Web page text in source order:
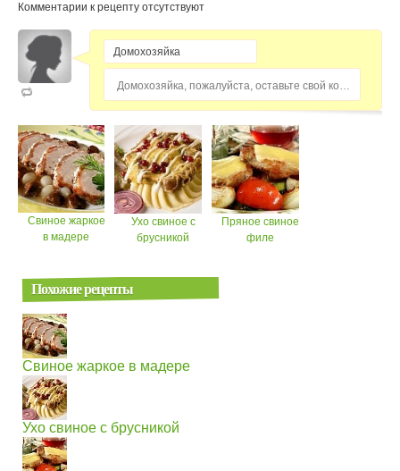
Комментарии к рецепту отсутствуют
Домохозяйка, пожалуйста, оставьте свой комментарий...
Свиное жаркое
в мадере
Ухо свиное с
брусникой
Пряное свиное
филе
Похожие рецепты
Свиное жаркое в мадере
Ухо свиное с брусникой